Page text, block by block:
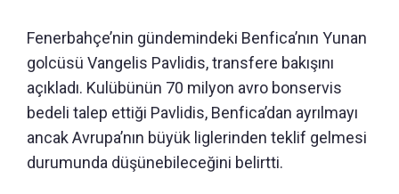
Fenerbahçe’nin gündemindeki Benfica’nın Yunan
golcüsü Vangelis Pavlidis, transfere bakışını
açıkladı. Kulübünün 70 milyon avro bonservis
bedeli talep ettiği Pavlidis, Benfica’dan ayrılmayı
ancak Avrupa’nın büyük liglerinden teklif gelmesi
durumunda düşünebileceğini belirtti.